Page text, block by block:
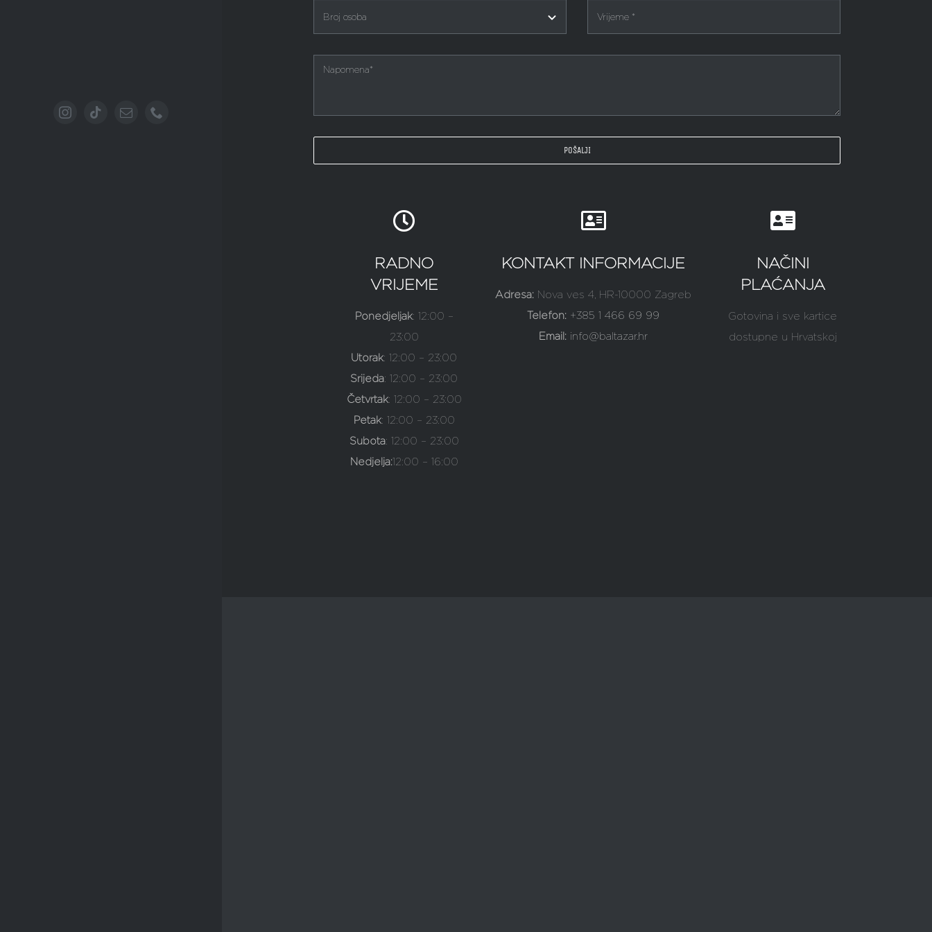
POŠALJI
RADNO
VRIJEME
Ponedjeljak: 12:00 –
23:00
Utorak: 12:00 – 23:00
Srijeda: 12:00 – 23:00
Četvrtak: 12:00 – 23:00
Petak: 12:00 – 23:00
Subota: 12:00 – 23:00
Nedjelja:12:00 – 16:00
KONTAKT INFORMACIJE
Adresa: Nova ves 4, HR-10000 Zagreb
Telefon: +385 1 466 69 99
Email: info@baltazar.hr
NAČINI
PLAĆANJA
Gotovina i sve kartice
dostupne u Hrvatskoj